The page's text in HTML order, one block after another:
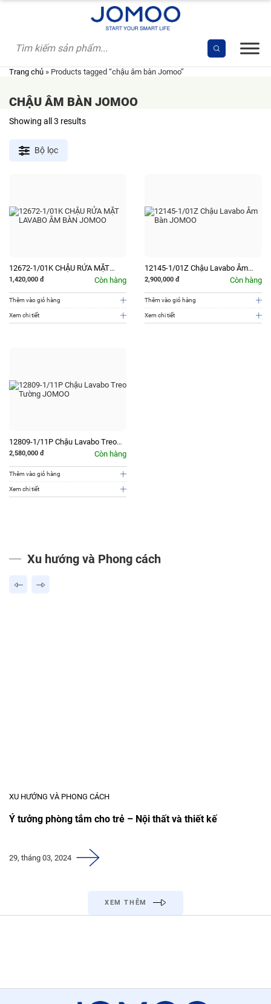
Trang chủ » Products tagged “chậu âm bàn Jomoo”
CHẬU ÂM BÀN JOMOO
Showing all 3 resultsSorted
Bộ lọc
12672-1/01K CHẬU RỬA MẶT
LAVABO ÂM BÀN JOMOO
1,420,000 đ Còn hàng
Thêm vào giỏ hàng
Xem chi tiết
12145-1/01Z Chậu Lavabo Âm
Bàn JOMOO
2,900,000 đ Còn hàng
Thêm vào giỏ hàng
Xem chi tiết
12809-1/11P Chậu Lavabo Treo
Tường JOMOO
2,580,000 đ Còn hàng
Thêm vào giỏ hàng
Xem chi tiết
Xu hướng và Phong cách
XU HƯỚNG VÀ PHONG CÁCH
Ý tưởng phòng tắm cho trẻ – Nội thất và thiết kế
29, tháng 03, 2024
XEM THÊM